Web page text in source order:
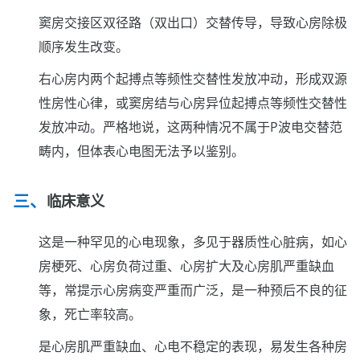
窦房交接区双径路（双出口）交替传导，导致心房除极
顺序发生改变。
右心房内两个起搏点等频性交替性发放冲动，形成双源
性房性心律，或窦房结与心房异位起搏点等频性交替性
发放冲动。严格地说，这两种情况不属于P波电交替范
畴内，但体表心电图无法予以鉴别。
临床意义
这是一种罕见的心电现象，多见于器质性心脏病，如心
房梗死、心房负荷过重、心房扩大及心房肌严重缺血
等，常提示心房病变严重而广泛，是一种预后不良的征
象，死亡率较高。
是心房肌严重缺血、心电不稳定的表现，易发生各种房